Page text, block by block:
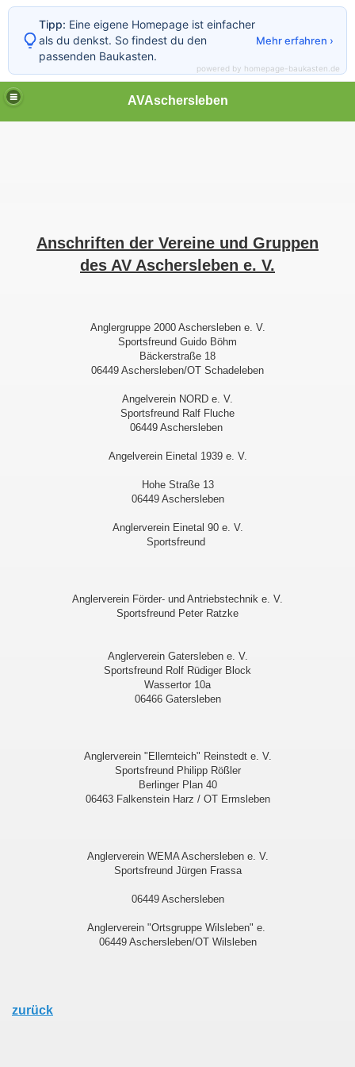
AVAschersleben
Anschriften der Vereine und Gruppen
des AV Aschersleben e. V.
Anglergruppe 2000 Aschersleben e. V.
Sportsfreund Guido Böhm
Bäckerstraße 18
06449 Aschersleben/OT Schadeleben
Angelverein NORD e. V.
Sportsfreund Ralf Fluche
06449 Aschersleben
Angelverein Einetal 1939 e. V.
Hohe Straße 13
06449 Aschersleben
Anglerverein Einetal 90 e. V.
Sportsfreund
Anglerverein Förder- und Antriebstechnik e. V.
Sportsfreund Peter Ratzke
Anglerverein Gatersleben e. V.
Sportsfreund Rolf Rüdiger Block
Wassertor 10a
06466 Gatersleben
Anglerverein "Ellernteich" Reinstedt e. V.
Sportsfreund Philipp Rößler
Berlinger Plan 40
06463 Falkenstein Harz / OT Ermsleben
Anglerverein WEMA Aschersleben e. V.
Sportsfreund Jürgen Frassa
06449 Aschersleben
Anglerverein "Ortsgruppe Wilsleben" e.
06449 Aschersleben/OT Wilsleben
zurück
Tipp: Eine eigene Homepage ist einfacher
als du denkst. So findest du den
passenden Baukasten.
Mehr erfahren ›
powered by homepage-baukasten.de